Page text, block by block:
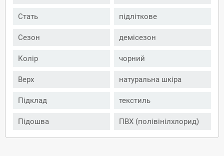
Стать підліткове
Сезон демісезон
Колір чорний
Верх натуральна шкіра
Підклад текстиль
Підошва ПВХ (полівінілхлорид)